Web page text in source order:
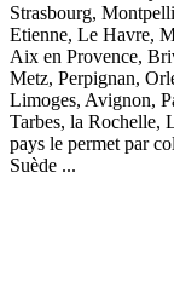
Strasbourg,
Etienne, Le Havre,
Aix en Provence,
Metz, Perpignan,
Limoges, Avignon,
Tarbes, la Rochelle,
pays le permet par
Suède ...